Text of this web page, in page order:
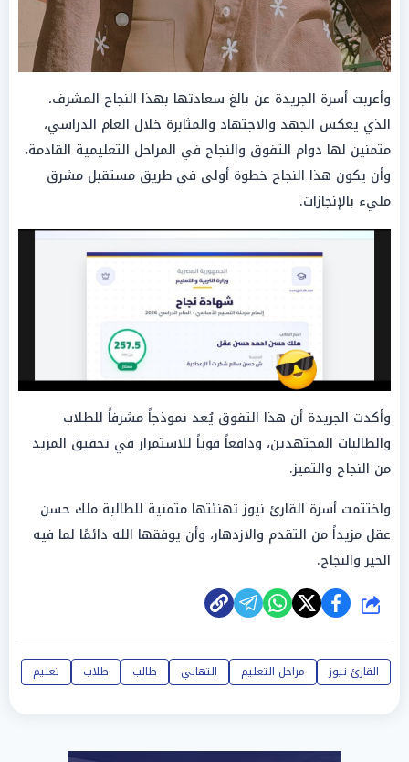
وأعربت أسرة الجريدة عن بالغ سعادتها بهذا النجاح المشرف،
الذي يعكس الجهد والاجتهاد والمثابرة خلال العام الدراسي،
متمنين لها دوام التفوق والنجاح في المراحل التعليمية القادمة،
وأن يكون هذا النجاح خطوة أولى في طريق مستقبل مشرق
مليء بالإنجازات.
وأكدت الجريدة أن هذا التفوق يُعد نموذجاً مشرفاً للطلاب
والطالبات المجتهدين، ودافعاً قوياً للاستمرار في تحقيق المزيد
من النجاح والتميز.
واختتمت أسرة القارئ نيوز تهنئتها متمنية للطالبة ملك حسن
عقل مزيداً من التقدم والازدهار، وأن يوفقها الله دائمًا لما فيه
الخير والنجاح.
شارك
القارئ نيوز مراحل التعليم التهاني طالب طلاب تعليم